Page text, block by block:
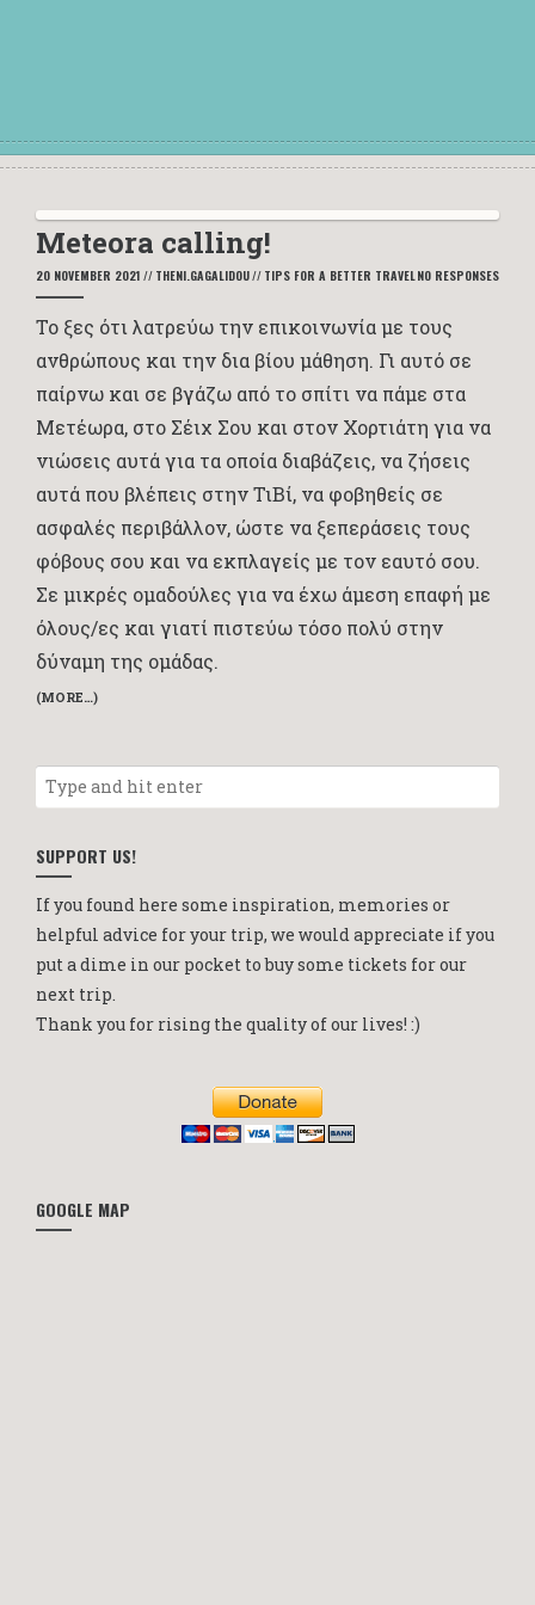
Meteora calling!
20 NOVEMBER 2021 // THENI.GAGALIDOU// TIPS FOR A BETTER TRAVELNO RESPONSES
Το ξες ότι λατρεύω την επικοινωνία με τους
ανθρώπους και την δια βίου μάθηση. Γι αυτό σε
παίρνω και σε βγάζω από το σπίτι να πάμε στα
Μετέωρα, στο Σέιχ Σου και στον Χορτιάτη για να
νιώσεις αυτά για τα οποία διαβάζεις, να ζήσεις
αυτά που βλέπεις στην ΤιΒί, να φοβηθείς σε
ασφαλές περιβάλλον, ώστε να ξεπεράσεις τους
φόβους σου και να εκπλαγείς με τον εαυτό σου.
Σε μικρές ομαδούλες για να έχω άμεση επαφή με
όλους/ες και γιατί πιστεύω τόσο πολύ στην
δύναμη της ομάδας.
(MORE…)
SUPPORT US!
If you found here some inspiration, memories or
helpful advice for your trip, we would appreciate if you
put a dime in our pocket to buy some tickets for our
next trip.
Thank you for rising the quality of our lives! :)
GOOGLE MAP